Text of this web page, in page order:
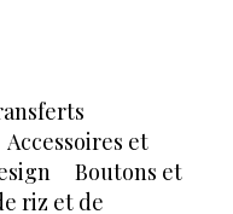
Accessoires et
Boutons et
riz et de